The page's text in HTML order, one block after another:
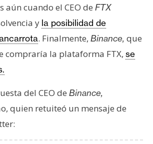
aún cuando el CEO de FTX
y la posibilidad de
. Finalmente, Binance, que
compraría la plataforma FTX, se
del CEO de Binance,
quien retuiteó un mensaje de